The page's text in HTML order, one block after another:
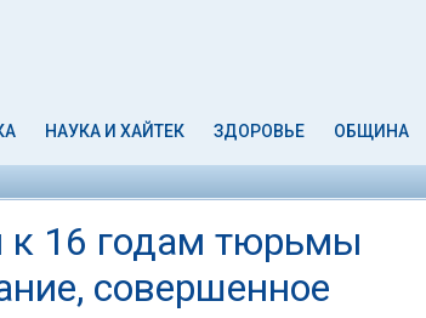
НАУКА И ХАЙТЕК ЗДОРОВЬЕ ОБЩИНА
к 16 годам тюрьмы
совершенное